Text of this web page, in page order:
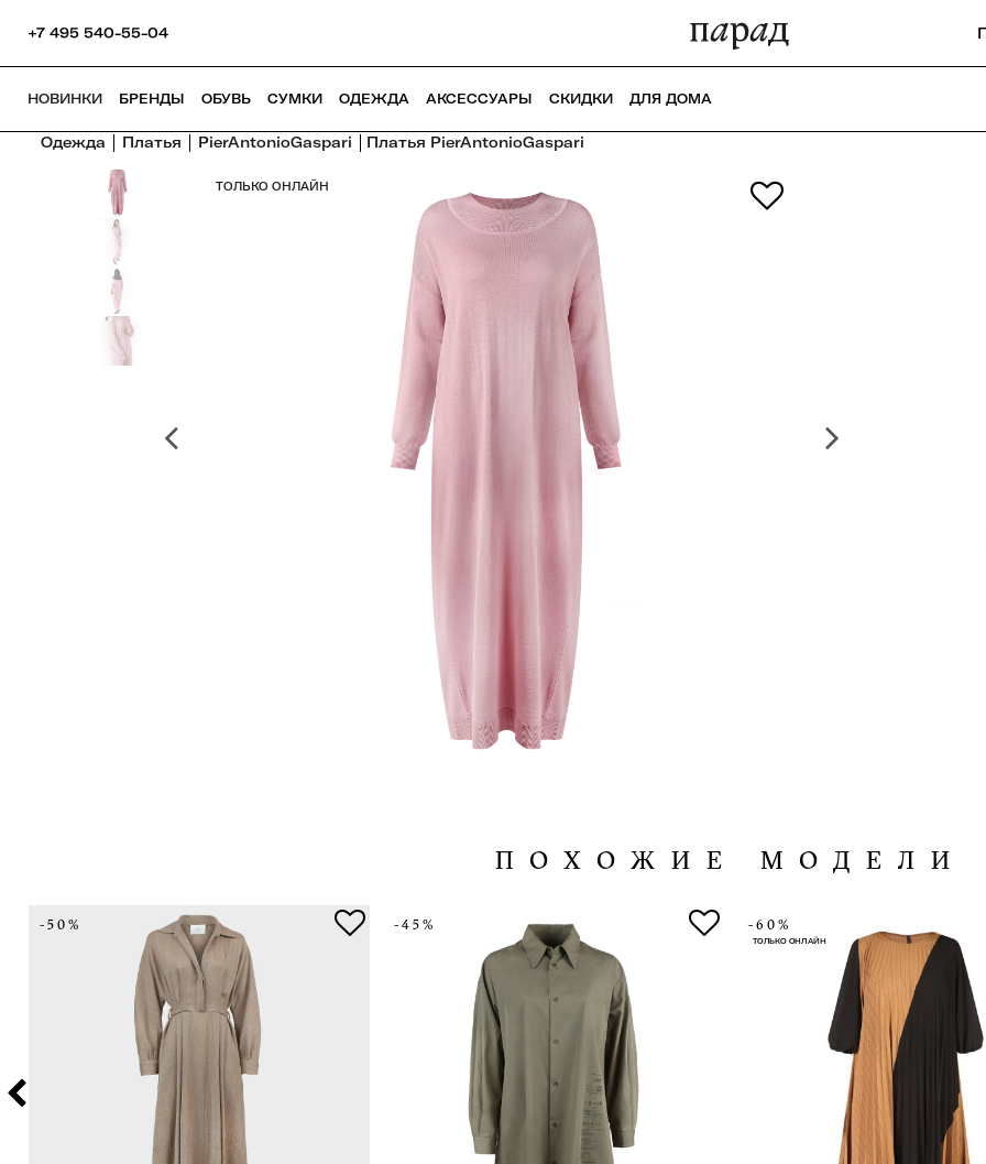
+7 495 540-55-04
НОВИНКИ БРЕНДЫ ОБУВЬ СУМКИ ОДЕЖДА АКСЕССУАРЫ СКИДКИ ДЛЯ ДОМА
Одежда Платья PierAntonioGaspari Платья PierAntonioGaspari
ТОЛЬКО ОНЛАЙН
ПОХОЖИЕ МОДЕЛИ
-50% -45% -60%
ТОЛЬКО ОНЛАЙН